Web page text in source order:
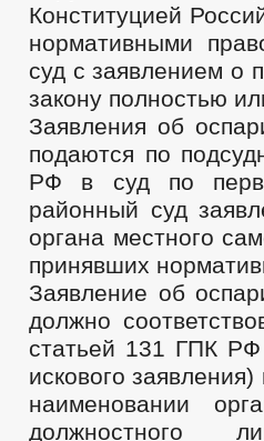
Конституцией
нормативными
суд с заявлением о
закону полностью
Заявления об
подаются по
РФ в суд по
районный суд
органа местного
принявших
Заявление об
должно
статьей 131 ГПК
искового
наименовании
должностного